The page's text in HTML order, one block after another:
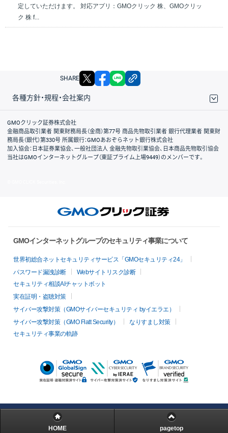
定していただけます。 対応アプリ：GMOクリック 株、GMOクリッ
ク 株 f...
SHARE X facebook
各種方針・規程・会社案内
取引規程・約款
サイトマップ
その他のご案内
個人情報保護方針
最良執行方針
サイトのご利用について
ディスクレイマー
信託保全
リスク説明
会社案内
GMOクリック証券株式会社
金融商品取引業者 関東財務局長（金商）第77号 商品先物取引業者 銀行代理業者 関東財
務局長（銀代）第330号 所属銀行：GMOあおぞらネット銀行株式会社
加入協会：日本証券業協会、一般社団法人 金融先物取引業協会、日本商品先物取引協会
当社はGMOインターネットグループ（東証プライム上場9449）のメンバーです。
GMOインターネットグループのセキュリティ事業について
世界初総合ネットセキュリティサービス「GMOセキュリティ24」
パスワード漏洩診断
Webサイトリスク診断
セキュリティ相談AIチャットボット
実在証明・盗聴対策
サイバー攻撃対策（GMOサイバーセキュリティ byイエラエ）
サイバー攻撃対策（GMO Flatt Security）
なりすまし対策
セキュリティ事業の軌跡
HOME pagetop